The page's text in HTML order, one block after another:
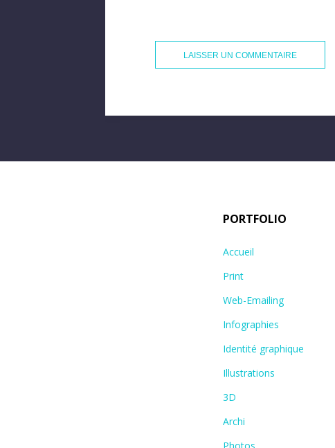
PORTFOLIO
Accueil
Print
Web-Emailing
Infographies
Identité graphique
Illustrations
3D
Archi